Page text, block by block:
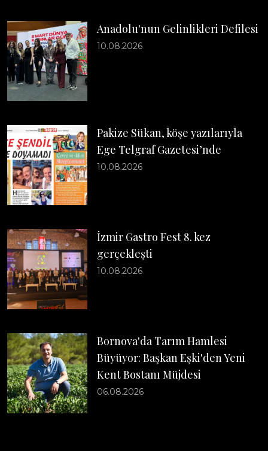
Anadolu'nun Gelinlikleri Defilesi
10.08.2026
Pakize Sükan, köşe yazılarıyla
Ege Telgraf Gazetesi’nde
10.08.2026
İzmir Gastro Fest 8. kez
gerçekleşti
10.08.2026
Bornova'da Tarım Hamlesi
Büyüyor: Başkan Eşki'den Yeni
Kent Bostanı Müjdesi
06.08.2026